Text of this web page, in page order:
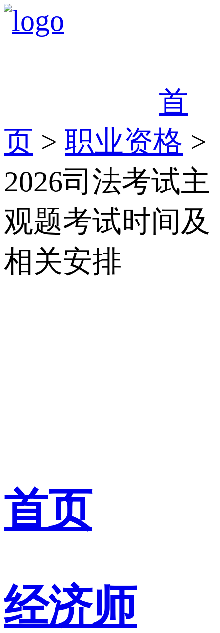
首
页 > 职业资格 >
2026司法考试主
观题考试时间及
相关安排
首页
经济师